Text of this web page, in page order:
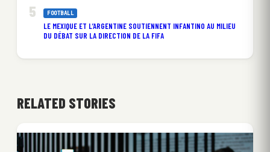
FOOTBALL
LE MEXIQUE ET L’ARGENTINE SOUTIENNENT INFANTINO AU MILIEU
DU DÉBAT SUR LA DIRECTION DE LA FIFA
RELATED STORIES